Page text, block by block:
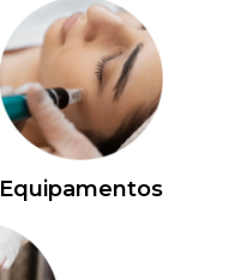
Equipamentos